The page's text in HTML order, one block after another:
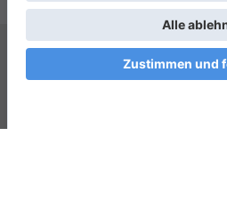
Copyright © 2026